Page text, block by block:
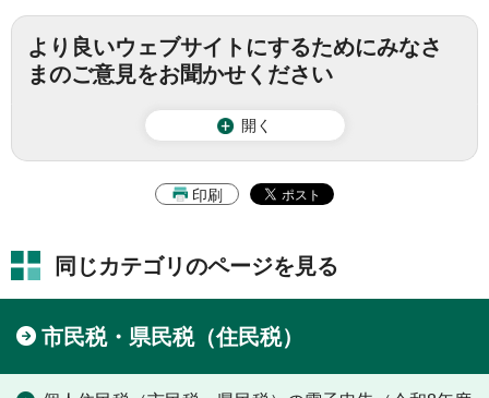
より良いウェブサイトにするためにみなさ
まのご意見をお聞かせください
開く
印刷
同じカテゴリのページを見る
市民税・県民税（住民税）